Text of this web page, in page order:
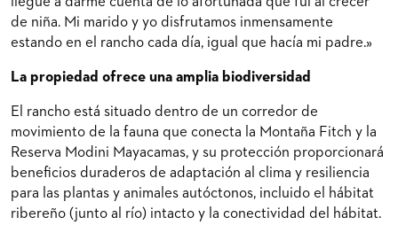
de niña. Mi marido y yo disfrutamos inmensamente
estando en el rancho cada día, igual que hacía mi padre.»
La propiedad ofrece una amplia biodiversidad
El rancho está situado dentro de un corredor de
movimiento de la fauna que conecta la Montaña Fitch y la
Reserva Modini Mayacamas, y su protección proporcionará
beneficios duraderos de adaptación al clima y resiliencia
para las plantas y animales autóctonos, incluido el hábitat
ribereño (junto al río) intacto y la conectividad del hábitat.